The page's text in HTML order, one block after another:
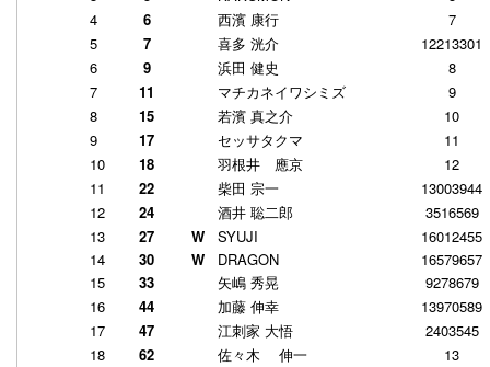
4
6 西濱 康行
7
5
7 喜多 洸介
12213301
6
9 浜田 健史
8
7
11 マチカネイワシミズ
9
8
15 若濱 真之介
10
9
17 セッサタクマ
11
10
18 羽根井 應京
12
11
22 柴田 宗一
13003944
12
24 酒井 聡二郎
3516569
13
27 W SYUJI
16012455
14
30 W DRAGON
16579657
15
33 矢嶋 秀晃
9278679
16
44 加藤 伸幸
13970589
17
47 江刺家 大悟
2403545
18
62 佐々木 伸一
13